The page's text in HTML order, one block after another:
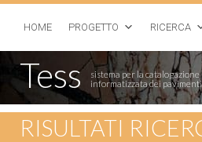
HOME PROGETTO RICERCA
Tess
sistema per la catalogazione
informatizzata dei
RISULTATI